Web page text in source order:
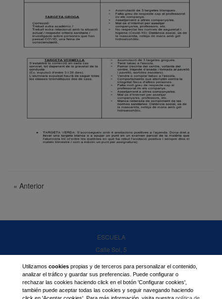
«Anterior
ESCUELA
Calle Sol, 5
Islas Baleares
Teléfonos
971 14 06 20
Utilizamos cookiespropias y de terceros para personalizar el contenido,
analizar el tráfico y guardar sus preferencias. Puede configurar o
rechazar las cookies haciendo click en el botón 'Configurar cookies',
también puede aceptar todas las cookies y seguir navegando haciendo